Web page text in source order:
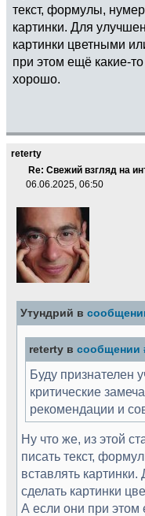
текст, формулы,
картинки. Для
картинки цветными
при этом ещё какие-то
хорошо.
reterty
Re: Свежий взгляд на
06.06.2025, 06:50
Утундрий в
reterty в сообщении
Буду признателен
критические
рекомендации и
Ну что же, из этой
писать текст,
вставлять
сделать картинки
А если они при этом